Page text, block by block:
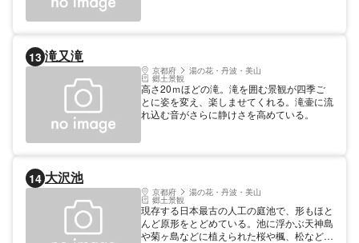
13 滝又滝
京都府 湯の花・丹波・美山
郷土景観
高さ20ｍほどの滝。滝を囲む景観が四季ご
とに姿を変え、楽しませてくれる。滝壷に流
れ込む音がさらに静けさを高めている。
14 大沢池
京都府 湯の花・丹波・美山
郷土景観
現存する日本最古の人工の庭池で、形もほと
んど原形をとどめている。池に浮かぶ天神島
や菊ヶ島などに植えられた桜や楓、松など周